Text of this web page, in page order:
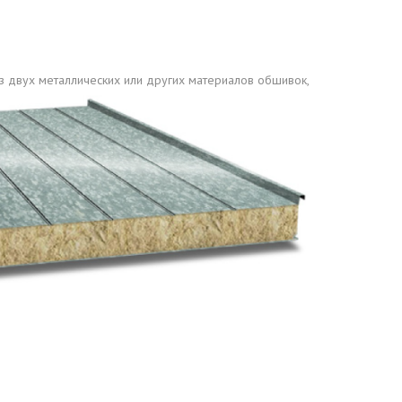
АНГАРОВ
АНГАРОВ
НС44
С44
НС57
Н60
Н75
Н114
двух металлических или других материалов обшивок,